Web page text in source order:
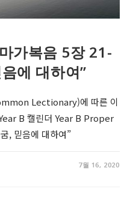
가복음 5장 21-
에 대하여”
Lectionary)에 따른 이
B 캘린더 Year B Proper
, 믿음에 대하여”
7월 16, 2020